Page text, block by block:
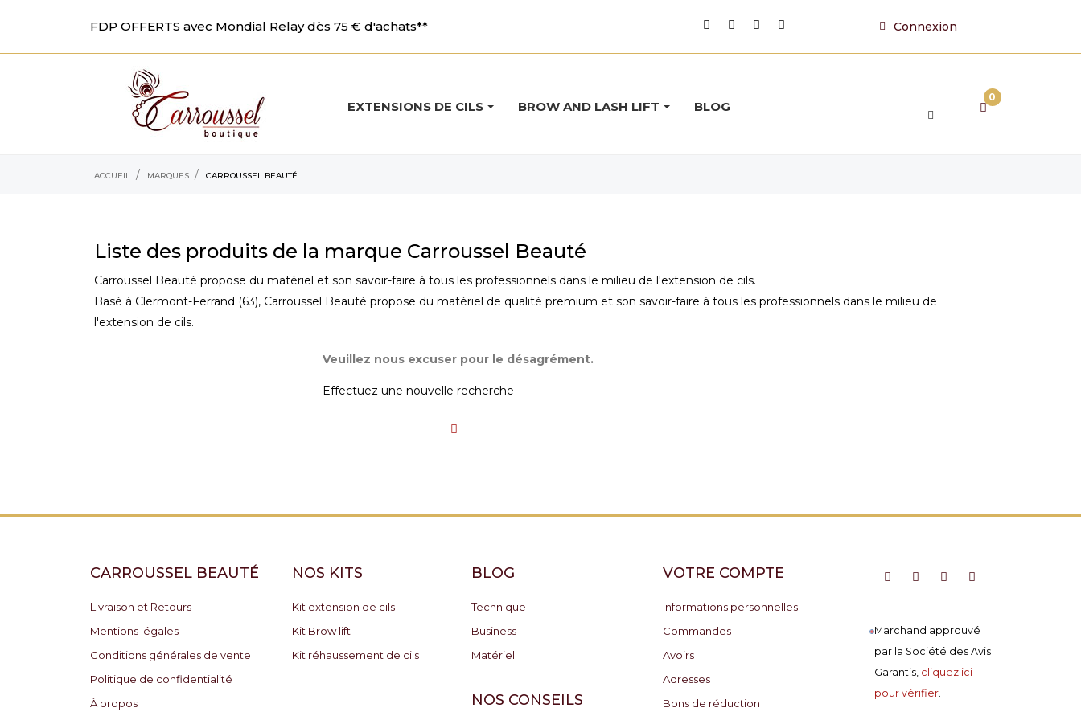
FDP OFFERTS avec Mondial Relay dès 75 € d'achats** Connexion
EXTENSIONS DE CILS BROW AND LASH LIFT BLOG
0
ACCUEIL MARQUES CARROUSSEL BEAUTÉ
Liste des produits de la marque Carroussel Beauté
Carroussel Beauté propose du matériel et son savoir-faire à tous les professionnels dans le milieu de l'extension de cils.
Basé à Clermont-Ferrand (63), Carroussel Beauté propose du matériel de qualité premium et son savoir-faire à tous les professionnels dans le milieu de
l'extension de cils.
Veuillez nous excuser pour le désagrément.
Effectuez une nouvelle recherche
CARROUSSEL BEAUTÉ
Livraison et Retours
Mentions légales
Conditions générales de vente
Politique de confidentialité
À propos
NOS KITS
Kit extension de cils
Kit Brow lift
Kit réhaussement de cils
BLOG
Technique
Business
Matériel
NOS CONSEILS
VOTRE COMPTE
Informations personnelles
Commandes
Avoirs
Adresses
Bons de réduction
Marchand approuvé
par la Société des Avis
Garantis, cliquez ici
pour vérifier.